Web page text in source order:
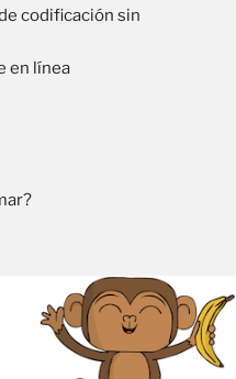
codificación sin
en línea